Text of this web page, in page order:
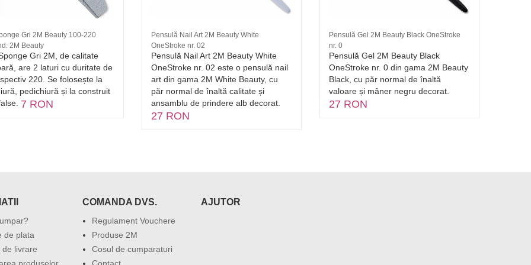
Gri 2M Beauty 100-220
2M Beauty
Gri 2M, de calitate
are 2 laturi cu duritate de
220. Se folosește la
pedichiură și la construit
7 RON
Pensulă Nail Art 2M Beauty White
OneStroke nr. 02
Pensulă Nail Art 2M Beauty White
OneStroke nr. 02 este o pensulă nail
art din gama 2M White Beauty, cu
păr normal de înaltă calitate și
ansamblu de prindere alb decorat.
27 RON
Pensulă Gel 2M Beauty Black OneStroke
nr. 0
Pensulă Gel 2M Beauty Black
OneStroke nr. 0 din gama 2M Beauty
Black, cu păr normal de înaltă
valoare și mâner negru decorat.
27 RON
de plata
de livrare
COMANDA DVS.
Regulament Vouchere
Produse 2M
Cosul de cumparaturi
AJUTOR